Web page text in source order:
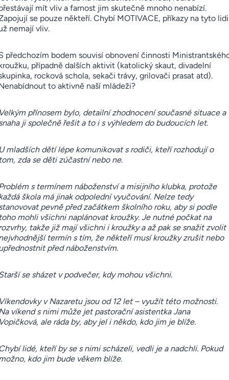
mít vliv a farnost jim skutečně mnoho nenabízí.
se pouze někteří. Chybí MOTIVACE, příkazy na tyto lidi
nemají vliv.
předchozím bodem souvisí obnovení činnosti
případně dalších aktivit (katolický skaut, divadelní
rocková schola, sekači trávy, grilovači prasat atd).
to aktivně naší mládeži?
přínosem bylo, detailní zhodnocení současné situace a
ji společně řešit a to i s výhledem do budoucích let.
mladších dětí lépe komunikovat s rodiči, kteří rozhodují o
zda se děti zúčastní nebo ne.
s termínem náboženství a misijního klubka, protože
škola má jinak odpolední vyučování. Nelze tedy
pevně před začátkem školního roku, aby si podle
mohli všichni naplánovat kroužky. Je nutné počkat na
takže již mají všichni i kroužky a až pak se snažit zvolit
termín s tím, že někteří musí kroužky zrušit nebo
před náboženstvím.
se sházet v podvečer, kdy mohou všichni.
v Nazaretu jsou od 12 let – využít této možnosti.
víkend s nimi může jet pastorační asistentka Jana
ale ráda by, aby jel i někdo, kdo jim je blíže.
lidé, kteří by se s nimi scházeli, vedli je a nadchli. Pokud
kdo jim bude věkem blíže.